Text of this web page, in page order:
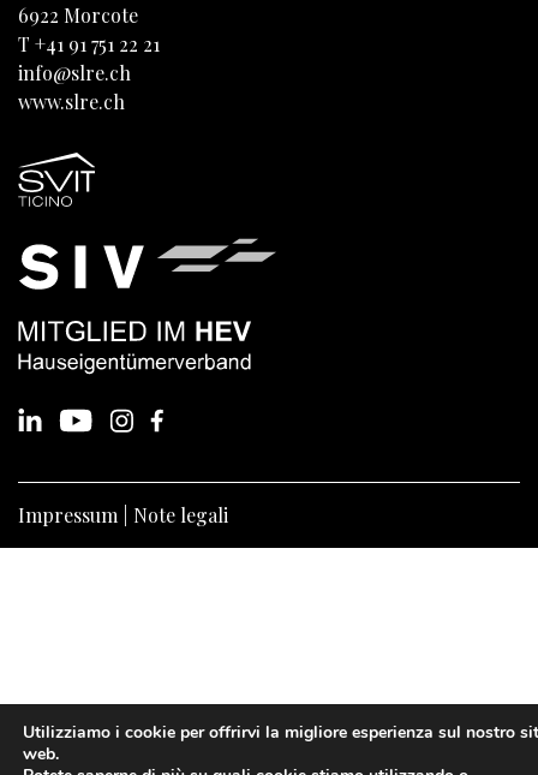
6922 Morcote
T +41 91 751 22 21
info@slre.ch
www.slre.ch
Impressum Note legali
Utilizziamo i cookie per offrirvi la migliore esperienza sul nostro
web.